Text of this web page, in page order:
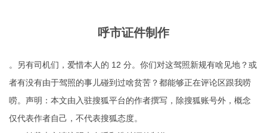
呼市证件制作
。另有司机们，爱惜本人的 12 分。你们对这驾照新规有啥见地？或
者有没有由于驾照的事儿碰到过啥贫苦？都能够正在评论区跟我唠
唠。声明：本文由入驻搜狐平台的作者撰写，除搜狐账号外，概念
仅代表作者自己，不代表搜狐态度。